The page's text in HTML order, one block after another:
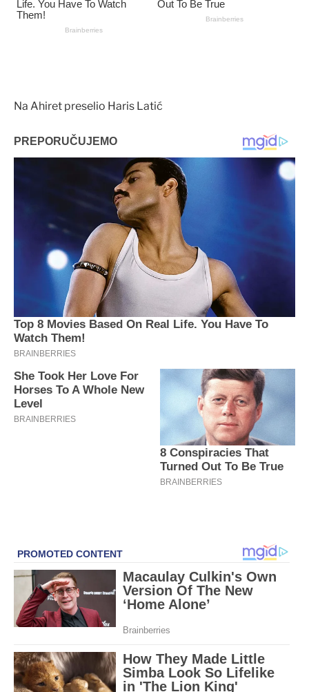
Na Ahiret preselio Haris Latić